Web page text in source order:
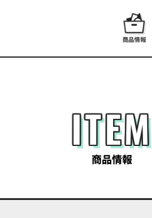
ITEM
商品情報